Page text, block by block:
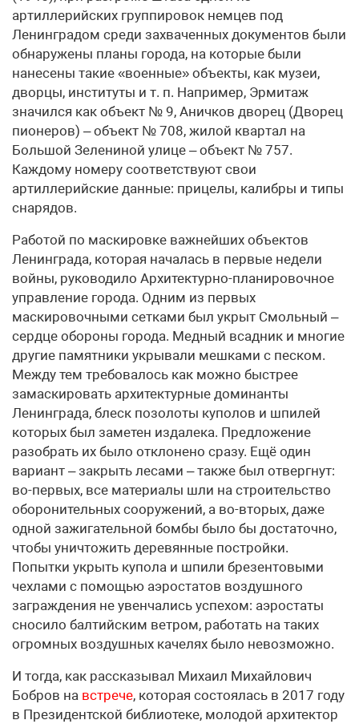
артиллерийских группировок немцев под
Ленинградом среди захваченных документов были
обнаружены планы города, на которые были
нанесены такие «военные» объекты, как музеи,
дворцы, институты и т. п. Например, Эрмитаж
значился как объект № 9, Аничков дворец (Дворец
пионеров) – объект № 708, жилой квартал на
Большой Зелениной улице – объект № 757.
Каждому номеру соответствуют свои
артиллерийские данные: прицелы, калибры и типы
снарядов.
Работой по маскировке важнейших объектов
Ленинграда, которая началась в первые недели
войны, руководило Архитектурно-планировочное
управление города. Одним из первых
маскировочными сетками был укрыт Смольный –
сердце обороны города. Медный всадник и многие
другие памятники укрывали мешками с песком.
Между тем требовалось как можно быстрее
замаскировать архитектурные доминанты
Ленинграда, блеск позолоты куполов и шпилей
которых был заметен издалека. Предложение
разобрать их было отклонено сразу. Ещё один
вариант – закрыть лесами – также был отвергнут:
во-первых, все материалы шли на строительство
оборонительных сооружений, а во-вторых, даже
одной зажигательной бомбы было бы достаточно,
чтобы уничтожить деревянные постройки.
Попытки укрыть купола и шпили брезентовыми
чехлами с помощью аэростатов воздушного
заграждения не увенчались успехом: аэростаты
сносило балтийским ветром, работать на таких
огромных воздушных качелях было невозможно.
И тогда, как рассказывал Михаил Михайлович
Бобров на встрече, которая состоялась в 2017 году
в Президентской библиотеке, молодой архитектор